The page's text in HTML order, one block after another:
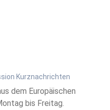
Kurznachrichten
dem Europäischen
bis Freitag.